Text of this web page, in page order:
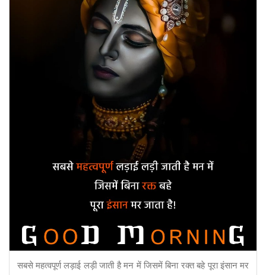
सबसे महत्वपूर्ण लड़ाई लड़ी जाती है मन में जिसमें बिना रक्त बहे पूरा इंसान मर